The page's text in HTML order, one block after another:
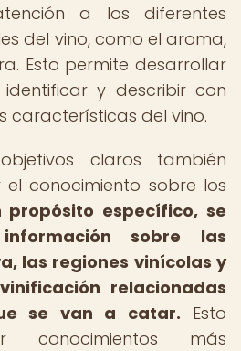
a los diferentes
del vino, como el aroma,
Esto permite desarrollar
y describir con
características del vino.
claros también
conocimiento sobre los
propósito específico, se
sobre las
las regiones vinícolas y
relacionadas
se van a catar. Esto
conocimientos más